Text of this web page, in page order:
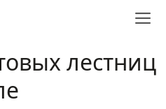
лестниц